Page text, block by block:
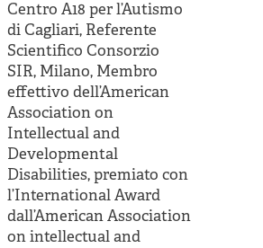
Centro A18 per l’Autismo
di Cagliari, Referente
Scientifico Consorzio
SIR, Milano, Membro
effettivo dell’American
Association on
Intellectual and
Developmental
Disabilities, premiato con
l’International Award
dall’American Association
on intellectual and